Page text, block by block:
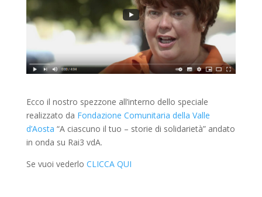
Ecco il nostro spezzone all’interno dello speciale
realizzato da Fondazione Comunitaria della Valle
d’Aosta “A ciascuno il tuo – storie di solidarietà” andato
in onda su Rai3 vdA.
Se vuoi vederlo CLICCA QUI